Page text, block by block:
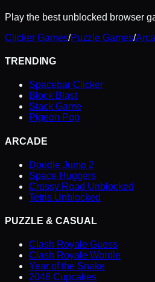
Play the best unblocked browser
Clicker Games/Puzzle Games/
TRENDING
Spacebar Clicker
Block Blast
Stack Game
Pigeon Pop
ARCADE
Doodle Jump 2
Space Huggers
Crossy Road Unblocked
Tetris Unblocked
PUZZLE & CASUAL
Clash Royale Guess
Clash Royale Wordle
Year of the Snake
2048 Cupcakes